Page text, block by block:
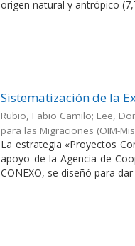
origen natural y antrópico
Sistematización de la
Rubio, Fabio Camilo; Lee,
para las Migraciones (OIM-
La estrategia «Proyectos
apoyo de la Agencia de
CONEXO, se diseñó para dar